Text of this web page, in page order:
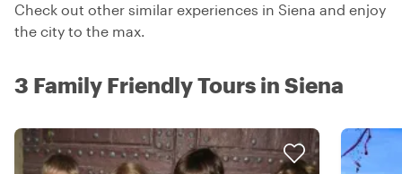
Check out other similar experiences in Siena and enjoy
the city to the max.
3 Family Friendly Tours in Siena